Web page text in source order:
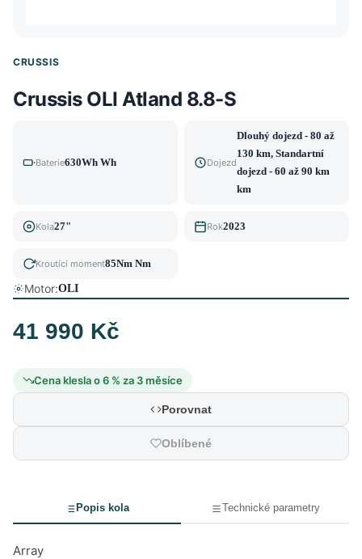
CRUSSIS
Crussis OLI Atland 8.8-S
Baterie630Wh Wh Dojezd
Dlouhý dojezd - 80 až
130 km, Standartní
dojezd - 60 až 90 km
km
Kola27" Rok2023
Kroutící moment85Nm Nm
Motor:OLI
41 990 Kč
Cena klesla o 6 % za 3 měsíce
Porovnat
Oblíbené
Popis kola Technické parametry
Array